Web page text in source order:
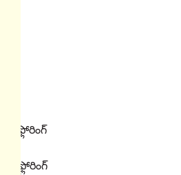
ఫ్లోరింగ్
ఫ్లోరింగ్